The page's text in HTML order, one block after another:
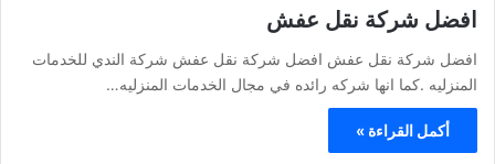
افضل شركة نقل عفش
افضل شركة نقل عفش افضل شركة نقل عفش شركة الندي للخدمات
المنزليه .كما انها شركه رائده في مجال الخدمات المنزليه…
أكمل القراءة »